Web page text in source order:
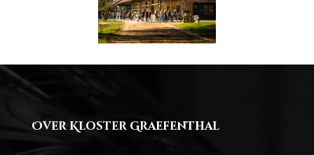
Over Kloster Graefenthal